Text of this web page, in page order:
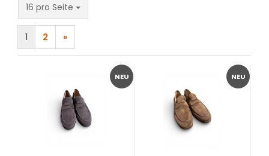
16 pro Seite
pro Seite
1 2 »
NEU NEU